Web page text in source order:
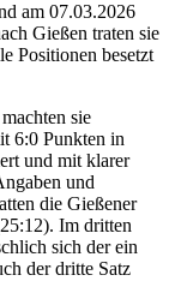
am 07.03.2026
Gießen traten sie
Positionen besetzt
sie
6:0 Punkten in
und mit klarer
und
die Gießener
Im dritten
sich der ein
der dritte Satz